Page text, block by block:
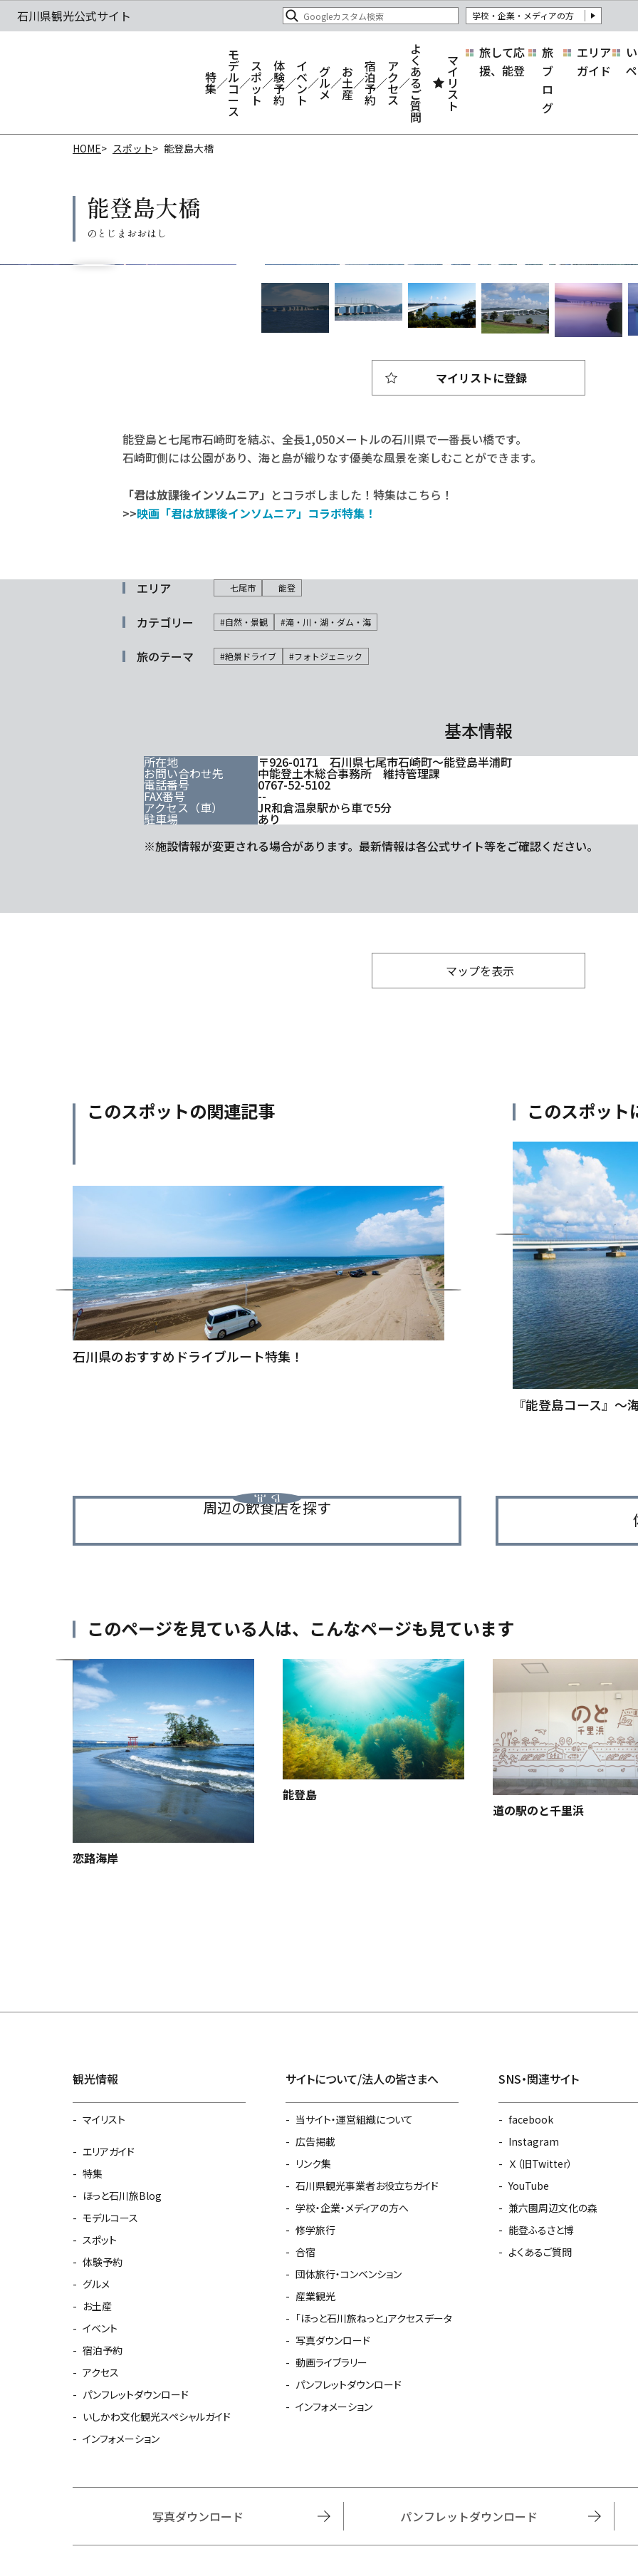
学校・企業・メディアの方
特
集
モ
デ
ル
コ
ー
ス
ス
ポ
ッ
ト
体
験
予
約
イ
ベ
ン
ト
グ
ル
メ
お
土
産
宿
泊
予
約
ア
ク
セ
ス
よ
く
あ
る
ご
質
問
マ
イ
リ
ス
ト
旅して応
援、能登
旅
ブ
ロ
グ
エリア
ガイド
HOME スポット 能登島大橋
能登島大橋
能登島と七尾市石崎町を結ぶ、全長1,050メートルの石川県で一番長い橋です。
石崎町側には公園があり、海と島が織りなす優美な風景を楽しむことができます。
「君は放課後インソムニア」 とコラボしました！特集はこちら！
>>映画「君は放課後インソムニア」コラボ特集！
マイリストに登録
エリア 七尾市 能登
カテゴリー #自然・景観 #滝・川・湖・ダム・海
旅のテーマ #絶景ドライブ #フォトジェニック
基本情報
所在地 〒926-0171 石川県七尾市石崎町～能登島半浦町
お問い合わせ先 中能登土木総合事務所 維持管理課
電話番号 0767-52-5102
FAX番号 --
アクセス（車） JR和倉温泉駅から車で5分
駐車場
あり
※施設情報が変更される場合があります。最新情報は各公式サイト等をご確認ください。
マップを表示
このスポットの関連記事
石川県のおすすめドライブルート特集！ 石川県自慢の温泉地特集！周辺
このスポット
金沢発！能登島へのドライブルート
『能登島コース』
周辺の飲食店を探す
このページを見ている人は、 こんなページも見ています
恋路海岸
能登島
道の駅のと千里浜
観光情報
マイリスト
エリアガイド
特集
ほっと石川旅Blog
モデルコース
スポット
体験予約
グルメ
お土産
イベント
宿泊予約
アクセス
パンフレットダウンロード
いしかわ文化観光スペシャルガイド
インフォメーション
サイトについて/法人の皆さまへ
当サイト・運営組織について
広告掲載
リンク集
石川県観光事業者お役立ちガイド
学校・企業・メディアの方へ
修学旅行
合宿
団体旅行・コンベンション
産業観光
「ほっと石川旅ねっと」アクセスデータ
写真ダウンロード
動画ライブラリー
パンフレットダウンロード
インフォメーション
SNS・関連サイト
facebook
Instagram
Ｘ（旧Twitter）
YouTube
兼六園周辺文化の森
能登ふるさと博
よくあるご質問
写真ダウンロード パンフレットダウンロード